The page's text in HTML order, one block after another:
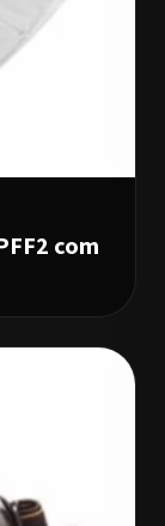
com